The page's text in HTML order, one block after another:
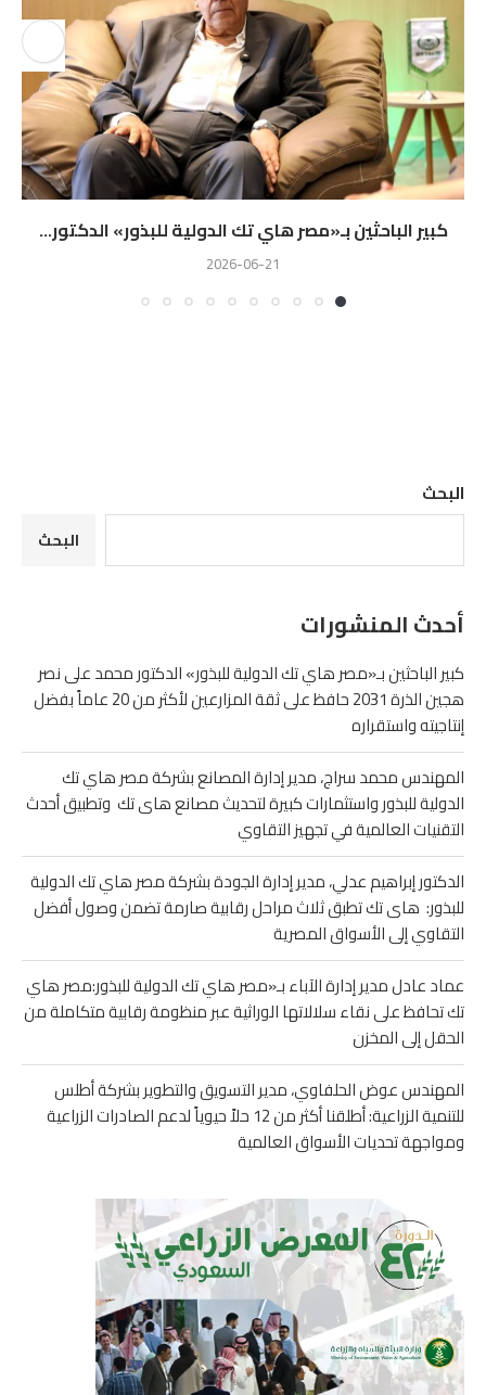
كبير الباحثين بـ«مصر هاي تك الدولية للبذور» الدكتور...
2026-06-21
البحث
البحث
أحدث المنشورات
كبير الباحثين بـ«مصر هاي تك الدولية للبذور» الدكتور محمد على نصر
هجين الذرة 2031 حافظ على ثقة المزارعين لأكثر من 20 عاماً بفضل
إنتاجيته واستقراره
المهندس محمد سراج، مدير إدارة المصانع بشركة مصر هاي تك
الدولية للبذور واستثمارات كبيرة لتحديث مصانع هاى تك وتطبيق أحدث
التقنيات العالمية في تجهيز التقاوي
الدكتور إبراهيم عدلي، مدير إدارة الجودة بشركة مصر هاي تك الدولية
للبذور: هاى تك تطبق ثلاث مراحل رقابية صارمة تضمن وصول أفضل
التقاوي إلى الأسواق المصرية
عماد عادل مدير إدارة الآباء بـ«مصر هاي تك الدولية للبذور:مصر هاي
تك تحافظ على نقاء سلالاتها الوراثية عبر منظومة رقابية متكاملة من
الحقل إلى المخزن
المهندس عوض الحلفاوي، مدير التسويق والتطوير بشركة أطلس
للتنمية الزراعية: أطلقنا أكثر من 12 حلاً حيوياً لدعم الصادرات الزراعية
ومواجهة تحديات الأسواق العالمية